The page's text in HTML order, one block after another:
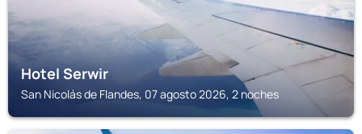
Hotel Serwir
San Nicolás de Flandes, 07 agosto 2026, 2 noches